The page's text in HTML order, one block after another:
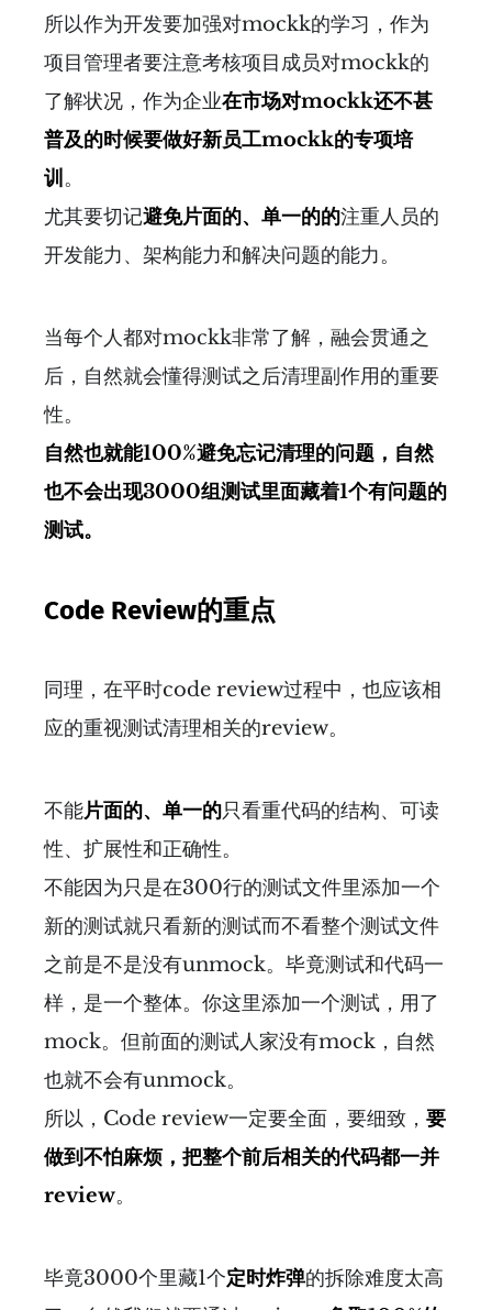
所以作为开发要加强对mockk的学习，作为
项目管理者要注意考核项目成员对mockk的
了解状况，作为企业在市场对mockk还不甚
普及的时候要做好新员工mockk的专项培
训 。
尤其要切记避免片面的、单一的的注重人员的
开发能力、架构能力和解决问题的能力。
当每个人都对mockk非常了解，融会贯通之
后，自然就会懂得测试之后清理副作用的重要
性。
自然也就能100%避免忘记清理的问题，自然
也不会出现3000组测试里面藏着1个有问题的
测试。
Code Review的重点
同理，在平时code review过程中，也应该相
应的重视测试清理相关的review。
不能片面的、单一的只看重代码的结构、可读
性、扩展性和正确性。
不能因为只是在300行的测试文件里添加一个
新的测试就只看新的测试而不看整个测试文件
之前是不是没有unmock。毕竟测试和代码一
样，是一个整体。你这里添加一个测试，用了
mock。但前面的测试人家没有mock，自然
也就不会有unmock。
所以，Code review一定要全面，要细致， 要
做到不怕麻烦，把整个前后相关的代码都一并
review。
毕竟3000个里藏1个定时炸弹的拆除难度太高